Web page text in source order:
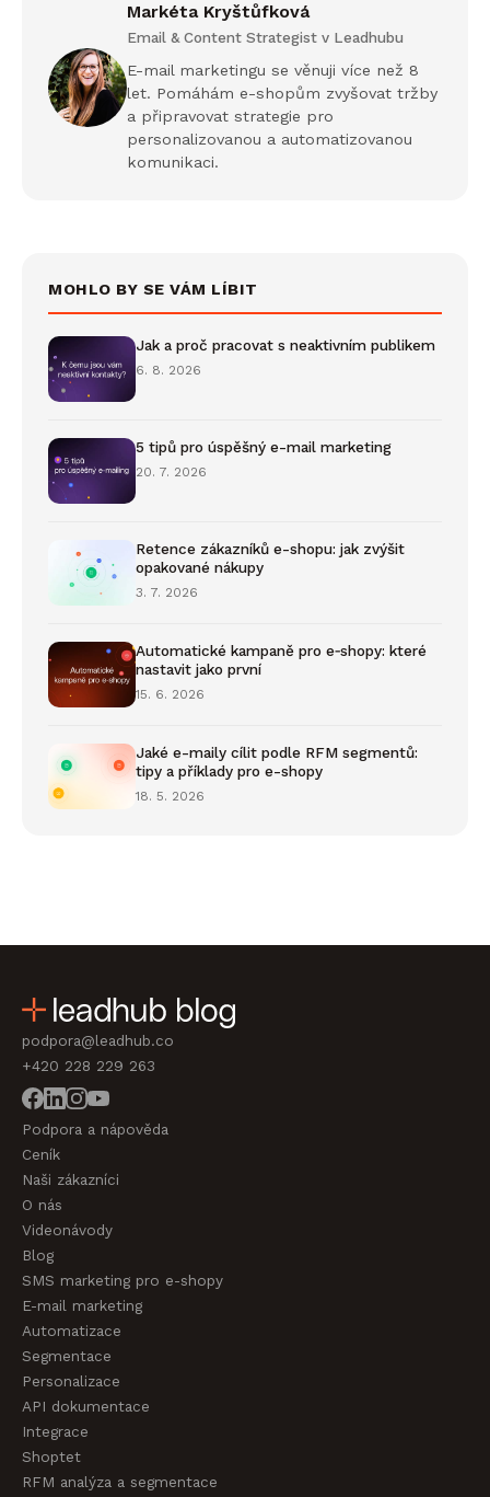
Markéta Kryštůfková
Email & Content Strategist v Leadhubu
E-mail marketingu se věnuji více než 8
let. Pomáhám e-shopům zvyšovat tržby
a připravovat strategie pro
personalizovanou a automatizovanou
komunikaci.
MOHLO BY SE VÁM LÍBIT
Jak a proč pracovat s neaktivním publikem
6. 8. 2026
5 tipů pro úspěšný e-mail marketing
20. 7. 2026
Retence zákazníků e-shopu: jak zvýšit
opakované nákupy
3. 7. 2026
Automatické kampaně pro e‑shopy: které
nastavit jako první
15. 6. 2026
Jaké e-maily cílit podle RFM segmentů:
tipy a příklady pro e-shopy
18. 5. 2026
podpora@leadhub.co
+420 228 229 263
Podpora a nápověda
Ceník
Naši zákazníci
O nás
Videonávody
Blog
SMS marketing pro e-shopy
E-mail marketing
Automatizace
Segmentace
Personalizace
API dokumentace
Integrace
Shoptet
RFM analýza a segmentace